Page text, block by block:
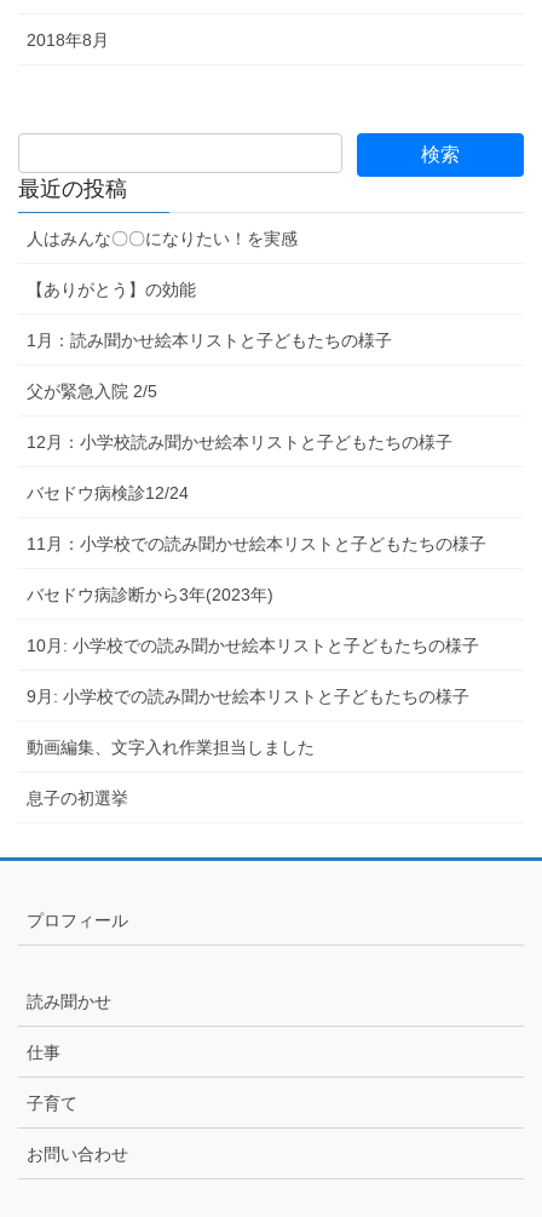
2018年8月
最近の投稿
人はみんな〇〇になりたい！を実感
【ありがとう】の効能
1月：読み聞かせ絵本リストと子どもたちの様子
父が緊急入院 2/5
12月：小学校読み聞かせ絵本リストと子どもたちの様子
バセドウ病検診12/24
11月：小学校での読み聞かせ絵本リストと子どもたちの様子
バセドウ病診断から3年(2023年)
10月: 小学校での読み聞かせ絵本リストと子どもたちの様子
9月: 小学校での読み聞かせ絵本リストと子どもたちの様子
動画編集、文字入れ作業担当しました
息子の初選挙
プロフィール
読み聞かせ
仕事
子育て
お問い合わせ